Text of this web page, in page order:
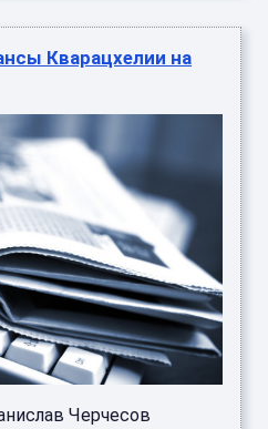
Кварацхелии на
Черчесов